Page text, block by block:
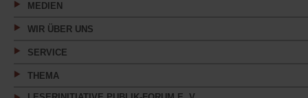
MEDIEN
WIR ÜBER UNS
SERVICE
THEMA